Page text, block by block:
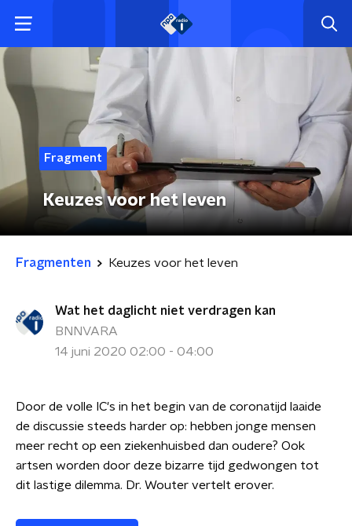
Fragment
Keuzes voor het leven
Fragmenten Keuzes voor het leven
Wat het daglicht niet verdragen kan
BNNVARA
14 juni 2020 02:00 - 04:00
Door de volle IC's in het begin van de coronatijd laaide
de discussie steeds harder op: hebben jonge mensen
meer recht op een ziekenhuisbed dan oudere? Ook
artsen worden door deze bizarre tijd gedwongen tot
dit lastige dilemma. Dr. Wouter vertelt erover.